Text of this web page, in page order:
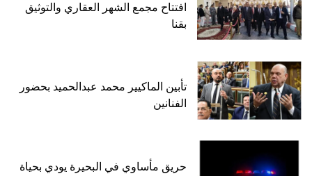
افتتاح مجمع الشهر العقاري والتوثيق
بقنا
تأبين الماكيير محمد عبدالحميد بحضور
الفنانين
حريق مأساوي في البحيرة يودي بحياة